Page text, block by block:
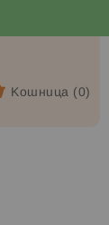
Кошница (0)